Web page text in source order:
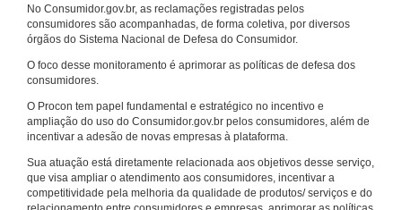
No Consumidor.gov.br, as reclamações registradas pelos
consumidores são acompanhadas, de forma coletiva, por diversos
órgãos do Sistema Nacional de Defesa do Consumidor.
O foco desse monitoramento é aprimorar as políticas de defesa dos
consumidores.
O Procon tem papel fundamental e estratégico no incentivo e
ampliação do uso do Consumidor.gov.br pelos consumidores, além de
incentivar a adesão de novas empresas à plataforma.
Sua atuação está diretamente relacionada aos objetivos desse serviço,
que visa ampliar o atendimento aos consumidores, incentivar a
competitividade pela melhoria da qualidade de produtos/ serviços e do